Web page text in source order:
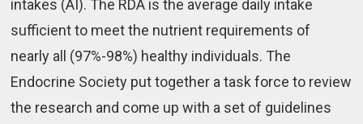
intakes (AI). The RDA is the average daily intake
sufficient to meet the nutrient requirements of
nearly all (97%-98%) healthy individuals. The
Endocrine Society put together a task force to review
the research and come up with a set of guidelines